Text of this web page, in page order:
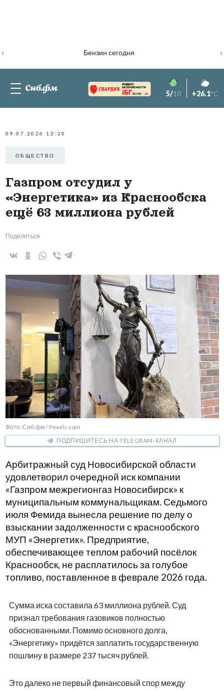
Бензин сегодня
‹ ›
82.76% -1.2 5/10 +26.1°C
09.07.2026 12:20
ОБЩЕСТВО
Газпром отсудил у
«Энергетика» из Краснообска
ещё 63 миллиона рублей
Поделиться
Фото: Сиб.фм / Pexels.com
ПОДПИШИТЕСЬ НА TELEGRAM-КАНАЛ
Арбитражный суд Новосибирской области
удовлетворил очередной иск компании
«Газпром межрегионгаз Новосибирск» к
муниципальным коммунальщикам. Седьмого
июля Фемида вынесла решение по делу о
взыскании задолженности с краснообского
МУП «Энергетик». Предприятие,
обеспечивающее теплом рабочий посёлок
Краснообск, не расплатилось за голубое
топливо, поставленное в феврале 2026 года.
Сумма иска составила 63 миллиона рублей. Суд
признал требования газовиков полностью
обоснованными. Помимо основного долга,
«Энергетику» придётся заплатить государственную
пошлину в размере 237 тысяч рублей.
Это далеко не первый финансовый спор между